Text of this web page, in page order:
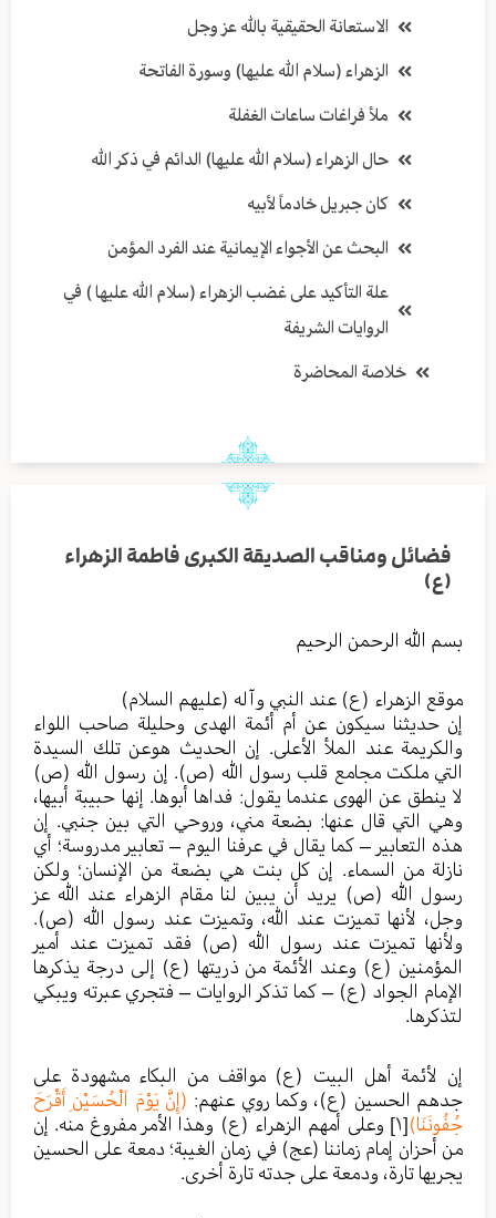
الاستعانة الحقيقية بالله عز وجل
الزهراء (سلام الله عليها) وسورة الفاتحة
ملأ فراغات ساعات الغفلة
حال الزهراء (سلام الله عليها) الدائم في ذكر الله
كان جبريل خادماً لأبيه
البحث عن الأجواء الإيمانية عند الفرد المؤمن
علة التأكيد على غضب الزهراء (سلام الله عليها ) في
الروايات الشريفة
خلاصة المحاضرة
فضائل ومناقب الصديقة الكبرى فاطمة الزهراء
(ع)
بسم الله الرحمن الرحيم
موقع الزهراء (ع) عند النبي وآله (عليهم السلام)
إن حديثنا سيكون عن أم أئمة الهدى وحليلة صاحب اللواء
والكريمة عند الملأ الأعلى. إن الحديث هوعن تلك السيدة
التي ملكت مجامع قلب رسول الله (ص). إن رسول الله (ص)
لا ينطق عن الهوى عندما يقول: فداها أبوها. إنها حبيبة أبيها،
وهي التي قال عنها: بضعة مني، وروحي التي بين جنبي. إن
هذه التعابير – كما يقال في عرفنا اليوم – تعابير مدروسة؛ أي
نازلة من السماء. إن كل بنت هي بضعة من الإنسان؛ ولكن
رسول الله (ص) يريد أن يبين لنا مقام الزهراء عند الله عز
وجل، لأنها تميزت عند الله، وتميزت عند رسول الله (ص).
ولأنها تميزت عند رسول الله (ص) فقد تميزت عند أمير
المؤمنين (ع) وعند الأئمة من ذريتها (ع) إلى درجة يذكرها
الإمام الجواد (ع) – كما تذكر الروايات – فتجري عبرته ويبكي
لتذكرها.
إن لأئمة أهل البيت (ع) مواقف من البكاء مشهودة على
جدهم الحسين (ع)، وكما روي عنهم: (إِنَّ يَوْمَ اَلْحُسَيْنِ أَقْرَحَ
جُفُونَنَا)[١]
وعلى أمهم الزهراء (ع) وهذا الأمر مفروغ منه. إن
من أحزان إمام زماننا (عج) في زمان الغيبة؛ دمعة على الحسين
يجريها تارة، ودمعة على جدته تارة أخرى.